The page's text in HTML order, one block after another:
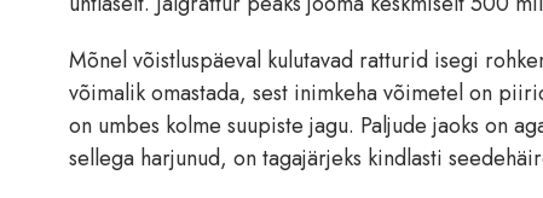
Mõnel võistluspäeval kulutavad ratturid isegi
võimalik omastada, sest inimkeha võimetel on
on umbes kolme suupiste jagu. Paljude jaoks on
sellega harjunud, on tagajärjeks kindlasti